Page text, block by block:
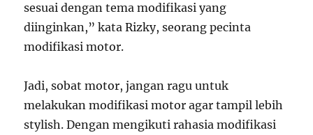
sesuai dengan tema modifikasi yang
diinginkan,” kata Rizky, seorang pecinta
modifikasi motor.
Jadi, sobat motor, jangan ragu untuk
melakukan modifikasi motor agar tampil lebih
stylish. Dengan mengikuti rahasia modifikasi